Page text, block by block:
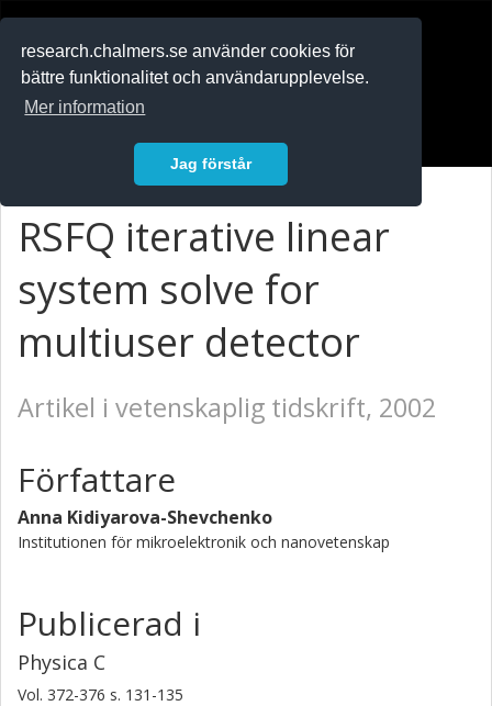
research.chalmers.se använder cookies för
bättre funktionalitet och användarupplevelse.
Mer information
Jag förstår
RSFQ iterative linear
system solve for
multiuser detector
Artikel i vetenskaplig tidskrift, 2002
Författare
Anna Kidiyarova-Shevchenko
Institutionen för mikroelektronik och nanovetenskap
Publicerad i
Physica C
Vol. 372-376 s. 131-135